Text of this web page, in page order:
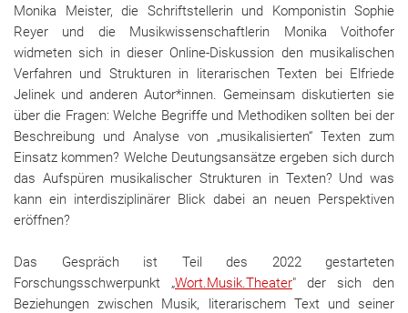
Monika Meister, die Schriftstellerin und Komponistin Sophie
Reyer und die Musikwissenschaftlerin Monika Voithofer
widmeten sich in dieser Online-Diskussion den musikalischen
Verfahren und Strukturen in literarischen Texten bei Elfriede
Jelinek und anderen Autor*innen. Gemeinsam diskutierten sie
über die Fragen: Welche Begriffe und Methodiken sollten bei der
Beschreibung und Analyse von „musikalisierten“ Texten zum
Einsatz kommen? Welche Deutungsansätze ergeben sich durch
das Aufspüren musikalischer Strukturen in Texten? Und was
kann ein interdisziplinärer Blick dabei an neuen Perspektiven
eröffnen?
Das Gespräch ist Teil des 2022 gestarteten
Forschungsschwerpunkt „Wort.Musik.Theater" der sich den
Beziehungen zwischen Musik, literarischem Text und seiner